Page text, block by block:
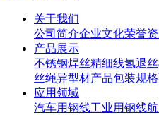
关于我们
公司简介企业文化荣誉
产品展示
不锈钢焊丝精细线氢退丝
丝绳异型材产品包装规格
应用领域
汽车用钢线工业用钢线